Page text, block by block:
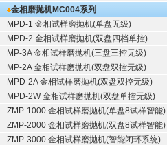
金相磨抛机MC004系列
MPD-1 金相试样磨抛机(单盘无级)
MPD-2 金相试样磨抛机(双盘四档单控)
MP-3A 金相试样磨抛机(三盘三控无级)
MP-2A 金相试样磨抛机(双盘双控无级)
MPD-2A 金相试样磨抛机(双盘双控无级)
MPD-2W 金相试样磨抛机(双盘单控无级)
ZMP-1000 金相试样磨抛机(单盘8试样智能)
ZMP-2000 金相试样磨抛机(双盘8试样智能)
ZMP-3000 金相试样磨抛机(智能闭环系统)